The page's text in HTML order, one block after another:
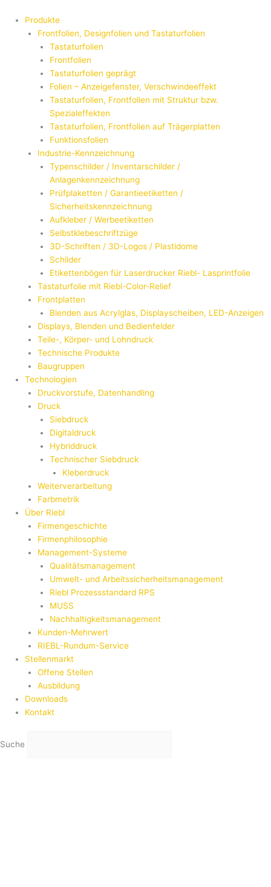
Produkte
Frontfolien, Designfolien und Tastaturfolien
Tastaturfolien
Frontfolien
Tastaturfolien geprägt​
Folien – Anzeigefenster, Verschwindeeffekt
Tastaturfolien, Frontfolien mit Struktur bzw.
Spezialeffekten
Tastaturfolien, Frontfolien auf Trägerplatten
Funktionsfolien
Industrie-Kennzeichnung
Typenschilder / Inventarschilder /
Anlagenkennzeichnung
Prüfplaketten / Garantieetiketten /
Sicherheitskennzeichnung
Aufkleber / Werbeetiketten
Selbstklebeschriftzüge
3D-Schriften / 3D-Logos / Plastidome
Schilder
Etikettenbögen für Laserdrucker Riebl- Lasprintfolie
Tastaturfolie mit Riebl-Color-Relief
Frontplatten
Blenden aus Acrylglas, Displayscheiben, LED-Anzeigen
Displays, Blenden und Bedienfelder
Teile-, Körper- und Lohndruck
Technische Produkte
Baugruppen
Technologien
Druckvorstufe, Datenhandling
Druck
Siebdruck
Digitaldruck
Hybriddruck
Technischer Siebdruck
Kleberdruck
Weiterverarbeitung
Farbmetrik
Über Riebl
Firmengeschichte
Firmenphilosophie
Management-Systeme
Qualitätsmanagement
Umwelt- und Arbeitssicherheitsmanagement
Riebl Prozessstandard RPS
MUSS
Nachhaltigkeitsmanagement
Kunden-Mehrwert
RIEBL-Rundum-Service
Stellenmarkt
Offene Stellen
Ausbildung
Downloads
Kontakt
Suche